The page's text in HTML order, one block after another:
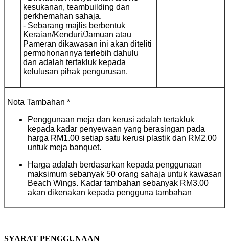
kesukanan, teambuilding dan
perkhemahan sahaja.
- Sebarang majlis berbentuk
Keraian/Kenduri/Jamuan atau
Pameran dikawasan ini akan diteliti
permohonannya terlebih dahulu
dan adalah tertakluk kepada
kelulusan pihak pengurusan.
Nota Tambahan *
Penggunaan meja dan kerusi adalah tertakluk
kepada kadar penyewaan yang berasingan pada
harga RM1.00 setiap satu kerusi plastik dan RM2.00
untuk meja banquet.
Harga adalah berdasarkan kepada penggunaan
maksimum sebanyak 50 orang sahaja untuk kawasan
Beach Wings. Kadar tambahan sebanyak RM3.00
akan dikenakan kepada pengguna tambahan
SYARAT PENGGUNAAN